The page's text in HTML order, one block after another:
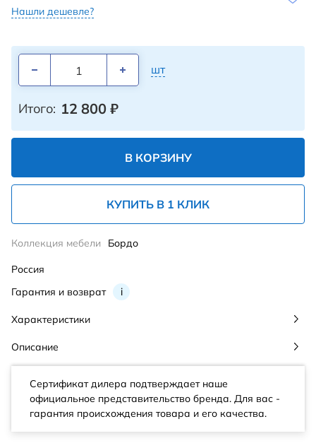
Нашли дешевле?
шт
Итого: 12 800 ₽
В КОРЗИНУ
КУПИТЬ В 1 КЛИК
Гарантия и возврат i
Коллекция мебели Бордо
Россия
Характеристики
Описание
Сертификат дилера подтверждает наше
официальное представительство бренда. Для вас -
гарантия происхождения товара и его качества.